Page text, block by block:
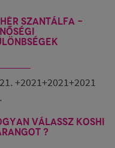
szantálfa -
+2021+2021+2021
válassz Koshi
?